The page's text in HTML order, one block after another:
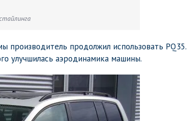
производитель продолжил использовать PQ35.
улучшилась аэродинамика машины.